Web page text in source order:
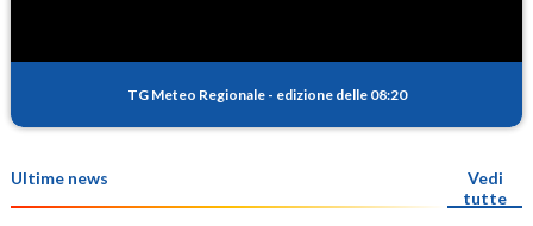
TG Meteo Regionale - edizione delle 08:20
Ultime news
Vedi
tutte